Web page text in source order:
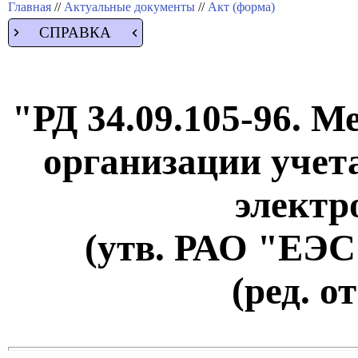
Главная // Актуальные документы // Акт (форма)
СПРАВКА
"РД 34.09.105-96.
организации
(утв. РАО "ЕЭС
(ред.